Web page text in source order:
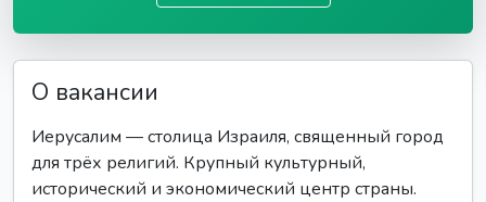
О вакансии
Иерусалим — столица Израиля, священный город
для трёх религий. Крупный культурный,
исторический и экономический центр страны.